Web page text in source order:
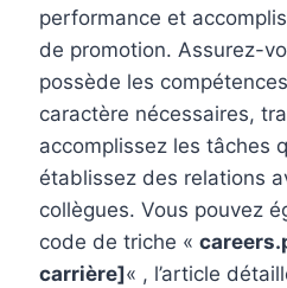
performance et
de promotion. Assurez-
possède les
caractère nécessaires,
accomplissez les tâches
établissez des relations
collègues. Vous pouvez
code de triche «
carrière]« , l’article